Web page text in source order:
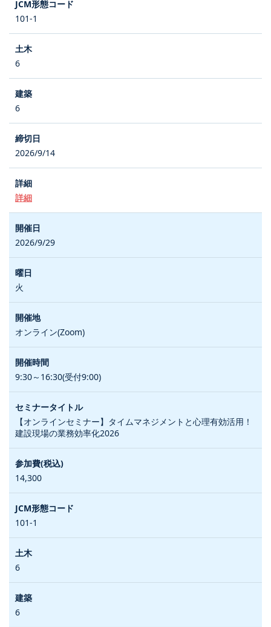
101-1
6
6
2026/9/14
詳細
2026/9/29
火
オンライン(Zoom)
9:30～16:30(受付9:00)
【オンラインセミナー】タイムマネジメントと心理有効活用！
建設現場の業務効率化2026
14,300
101-1
6
6